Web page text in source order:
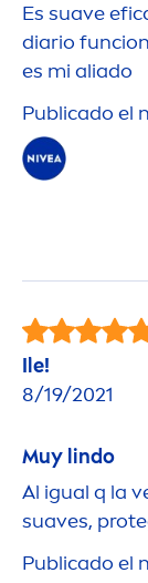
Es suave
diario
es mi aliado
Publicado el
Ile!
8/19/2021
Muy lindo
Al igual q la
suaves,
Publicado el